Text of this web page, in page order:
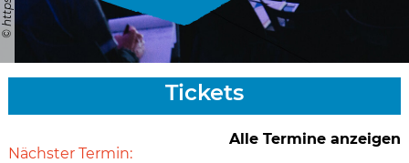
Nächster Termin:
Alle Termine anzeigen
Tickets